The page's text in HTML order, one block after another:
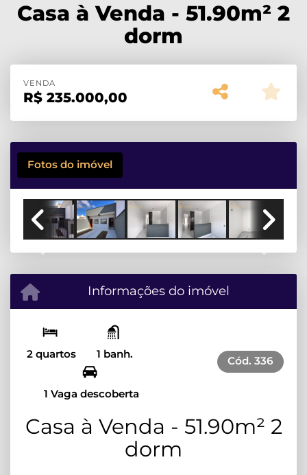
Casa à Venda - 51.90m² 2
dorm
VENDA
R$ 235.000,00
Fotos do imóvel
Informações do imóvel
2 quartos 1 banh.
1 Vaga descoberta
Cód. 336
Casa à Venda - 51.90m² 2
dorm